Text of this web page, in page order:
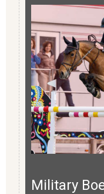
Military